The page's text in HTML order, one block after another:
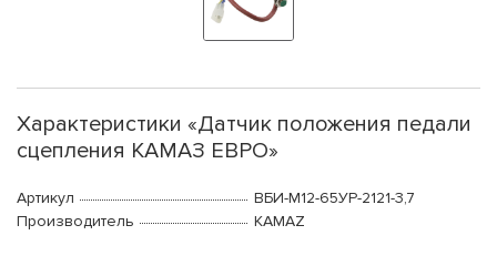
Характеристики «Датчик положения педали
сцепления КАМАЗ ЕВРО»
Артикул
ВБИ-М12-65УР-2121-3,7
Производитель
KAMAZ